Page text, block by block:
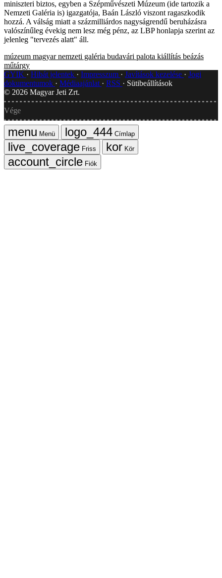
miniszteri biztos, egyben a Szépművészeti Múzeum (ide tartozik a
Nemzeti Galéria is) igazgatója, Baán László viszont ragaszkodik
hozzá. A válság miatt a százmilliárdos nagyságrendű beruházásra
valószínűleg évekig nem lesz még pénz, az LBP honlapja szerint az
jelenleg "tervezés alatt" áll.
múzeum magyar nemzeti galéria budavári palota kiállítás beázás
műtárgy
GYIK
Hibát jelentek Impresszum Javítások kezelése
Jogi
dokumentumok
Médiaajánlat RSS
Sütibeállítások
© 2026 Magyar Jeti Zrt.
Vége
Menü
Címlap
Friss
Kör
Fiók